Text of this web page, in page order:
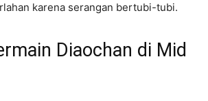
karena serangan bertubi-tubi.
Diaochan di Mid